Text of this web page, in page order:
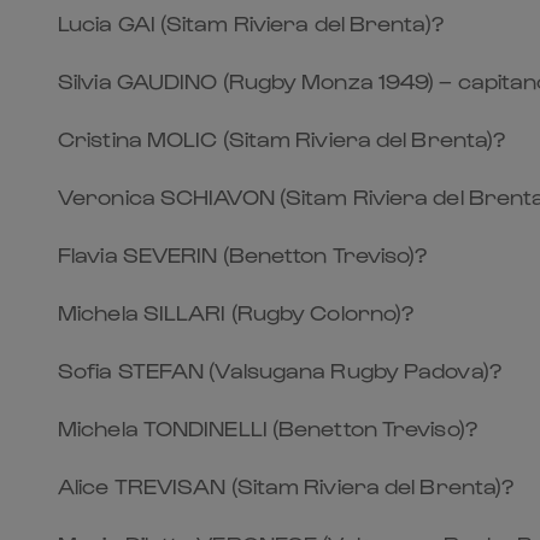
Lucia GAI (Sitam Riviera del Brenta)?
Silvia GAUDINO (Rugby Monza 1949) –
Cristina MOLIC (Sitam Riviera del Brenta)?
Veronica SCHIAVON (Sitam Riviera del
Flavia SEVERIN (Benetton Treviso)?
Michela SILLARI (Rugby Colorno)?
Sofia STEFAN (Valsugana Rugby Padova)?
Michela TONDINELLI (Benetton Treviso)?
Alice TREVISAN (Sitam Riviera del Brenta)?